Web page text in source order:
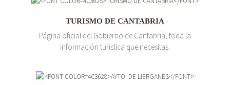
TURISMO DE CANTABRIA
Página oficial del Gobierno de Cantabria, toda la
información turística que necesitas.